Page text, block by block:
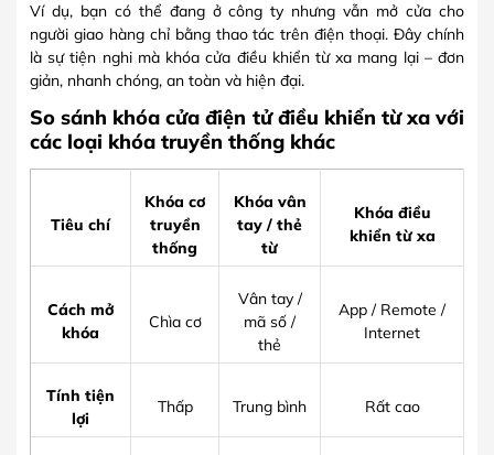
Ví dụ, bạn có thể đang ở công ty nhưng vẫn mở cửa cho
người giao hàng chỉ bằng thao tác trên điện thoại. Đây chính
là sự tiện nghi mà khóa cửa điều khiển từ xa mang lại – đơn
giản, nhanh chóng, an toàn và hiện đại.
So sánh khóa cửa điện tử điều khiển từ xa với
các loại khóa truyền thống khác
Tiêu chí
Khóa cơ
truyền
thống
Khóa vân
tay / thẻ
từ
Khóa điều
khiển từ xa
Cách mở
khóa
Chìa cơ
Vân tay /
mã số /
thẻ
App / Remote /
Internet
Tính tiện
lợi
Thấp Trung bình Rất cao